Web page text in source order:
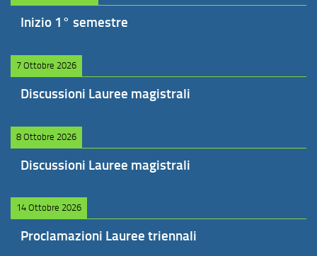
Inizio 1° semestre
7 Ottobre 2026
Discussioni Lauree magistrali
8 Ottobre 2026
Discussioni Lauree magistrali
14 Ottobre 2026
Proclamazioni Lauree triennali